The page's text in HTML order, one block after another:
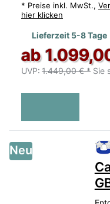
* Preise inkl. MwSt.,
hier klicken
Lieferzeit 5-8 Tage
ab
UVP: 1.449,00 € * Sie
Neu